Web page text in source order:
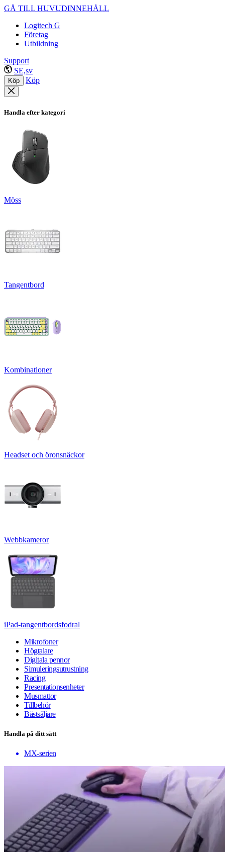
GÅ TILL HUVUDINNEHÅLL
Logitech G
Företag
Utbildning
Support
SE,sv
Köp Köp
Handla efter kategori
Möss
Tangentbord
Kombinationer
Headset och öronsnäckor
Webbkameror
iPad-tangentbordsfodral
Mikrofoner
Högtalare
Digitala pennor
Simuleringsutrustning
Racing
Presentationsenheter
Musmattor
Tillbehör
Bästsäljare
Handla på ditt sätt
MX-serien